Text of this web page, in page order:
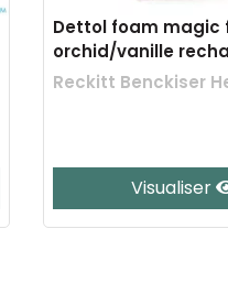
Dettol foam magic
orchid/vanille
200ml
Reckitt Benckiser
Visualiser